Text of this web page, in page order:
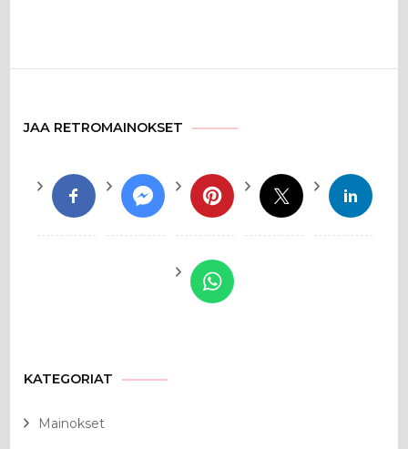
JAA RETROMAINOKSET
KATEGORIAT
Mainokset